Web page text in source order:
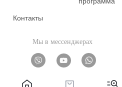
Контакты
Мы в мессенджерах